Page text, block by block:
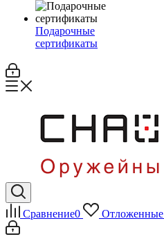
Подарочные
сертификаты
Сравнение0 Отложенные